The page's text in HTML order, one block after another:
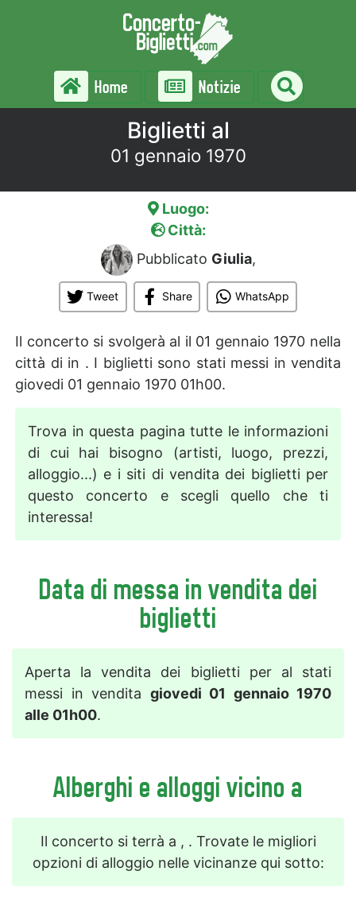
Home Notizie
Biglietti al
01 gennaio 1970
Luogo:
Città:
Pubblicato Giulia,
Tweet Share WhatsApp
Il concerto si svolgerà al il 01 gennaio 1970 nella
città di in . I biglietti sono stati messi in vendita
giovedi 01 gennaio 1970 01h00.
Trova in questa pagina tutte le informazioni
di cui hai bisogno (artisti, luogo, prezzi,
alloggio...) e i siti di vendita dei biglietti per
questo concerto e scegli quello che ti
interessa!
Data di messa in vendita dei
biglietti
Aperta la vendita dei biglietti per al stati
messi in vendita giovedi 01 gennaio 1970
alle 01h00.
Alberghi e alloggi vicino a
Il concerto si terrà a , . Trovate le migliori
opzioni di alloggio nelle vicinanze qui sotto: